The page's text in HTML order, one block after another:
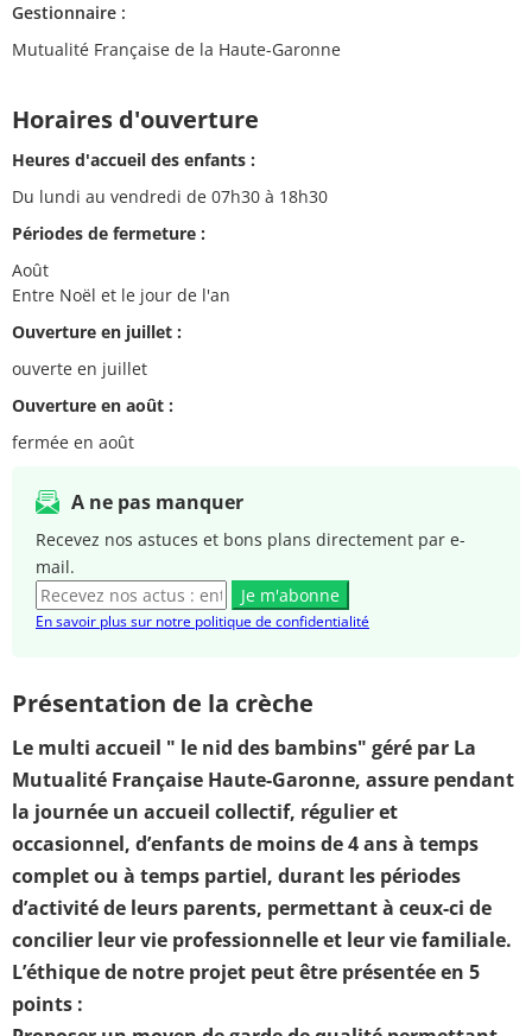
Gestionnaire :
Mutualité Française de la Haute-Garonne
Horaires d'ouverture
Heures d'accueil des enfants :
Du lundi au vendredi de 07h30 à 18h30
Périodes de fermeture :
Août
Entre Noël et le jour de l'an
Ouverture en juillet :
ouverte en juillet
Ouverture en août :
fermée en août
A ne pas manquer
Recevez nos astuces et bons plans directement par e-
mail.
Je m'abonne
En savoir plus sur notre politique de confidentialité
Présentation de la crèche
Le multi accueil " le nid des bambins" géré par La
Mutualité Française Haute-Garonne, assure pendant
la journée un accueil collectif, régulier et
occasionnel, d’enfants de moins de 4 ans à temps
complet ou à temps partiel, durant les périodes
d’activité de leurs parents, permettant à ceux-ci de
concilier leur vie professionnelle et leur vie familiale.
L’éthique de notre projet peut être présentée en 5
points :